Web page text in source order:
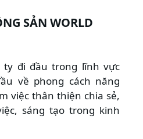
SẢN WORLD
ty đi đầu trong lĩnh vực
về phong cách năng
việc thân thiện chia sẻ,
sáng tạo trong kinh